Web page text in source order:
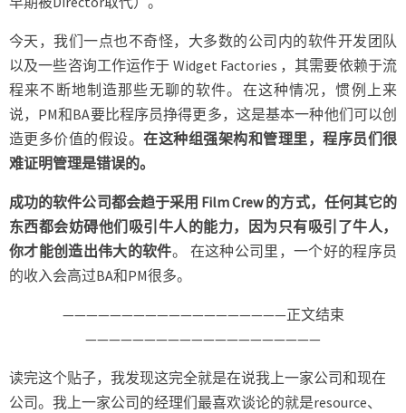
今天，我们一点也不奇怪，大多数的公司内的软件开发团队
以及一些咨询工作运作于 Widget Factories ，其需要依赖于流
程来不断地制造那些无聊的软件。在这种情况，惯例上来
说，PM和BA要比程序员挣得更多，这是基本一种他们可以创
造更多价值的假设。在这种组强架构和管理里，程序员们很
难证明管理是错误的。
成功的软件公司都会趋于采用 Film Crew 的方式，任何其它的
东西都会妨碍他们吸引牛人的能力，因为只有吸引了牛人，
你才能创造出伟大的软件。 在这种公司里，一个好的程序员
的收入会高过BA和PM很多。
———————————————————正文结束
————————————————————
读完这个贴子，我发现这完全就是在说我上一家公司和现在
公司。我上一家公司的经理们最喜欢谈论的就是resource、